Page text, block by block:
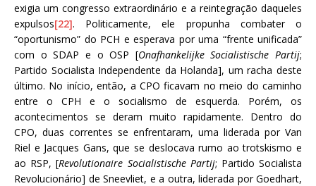
exigia um congresso extraordinário e a reintegração daqueles
expulsos[22]. Politicamente, ele propunha combater o
“oportunismo” do PCH e esperava por uma “frente unificada”
com o SDAP e o OSP [Onafhankelijke Socialistische Partij;
Partido Socialista Independente da Holanda], um racha deste
último. No início, então, a CPO ficavam no meio do caminho
entre o CPH e o socialismo de esquerda. Porém, os
acontecimentos se deram muito rapidamente. Dentro do
CPO, duas correntes se enfrentaram, uma liderada por Van
Riel e Jacques Gans, que se deslocava rumo ao trotskismo e
ao RSP, [Revolutionaire Socialistische Partij; Partido Socialista
Revolucionário] de Sneevliet, e a outra, liderada por Goedhart,